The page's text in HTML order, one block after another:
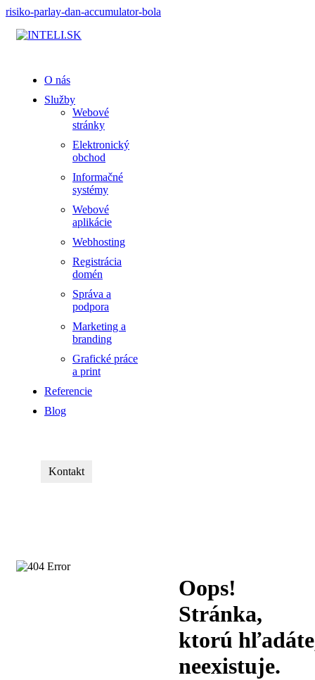
risiko-parlay-dan-accumulator-bola
O nás
Služby
Webové
stránky
Elektronický
obchod
Informačné
systémy
Webové
aplikácie
Webhosting
Registrácia
domén
Správa a
podpora
Marketing a
branding
Grafické práce
a print
Referencie
Blog
Kontakt
Oops!
Stránka,
ktorú
neexistuje.